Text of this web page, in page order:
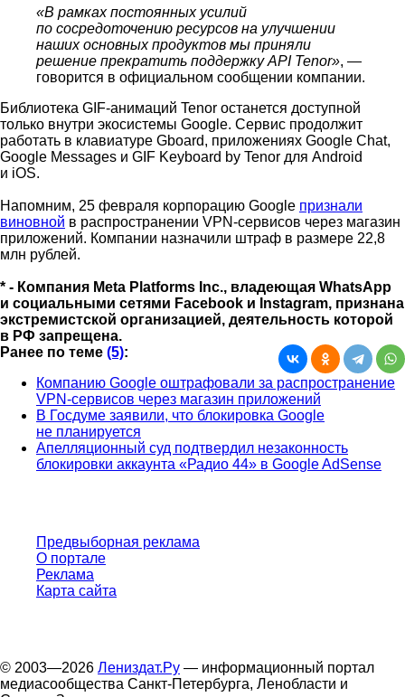
«В рамках постоянных усилий
по сосредоточению ресурсов на улучшении
наших основных продуктов мы приняли
решение прекратить поддержку API Tenor», —
говорится в официальном сообщении компании.
Библиотека GIF-анимаций Tenor останется доступной
только внутри экосистемы Google. Сервис продолжит
работать в клавиатуре Gboard, приложениях Google Chat,
Google Messages и GIF Keyboard by Tenor для Android
и iOS.
Напомним, 25 февраля корпорацию Google признали
виновной в распространении VPN-сервисов через магазин
приложений. Компании назначили штраф в размере 22,8
млн рублей.
* - Компания Meta Platforms Inc., владеющая WhatsApp
и социальными сетями Facebook и Instagram, признана
экстремистской организацией, деятельность которой
в РФ запрещена.
Ранее по теме (5):
Компанию Google оштрафовали за распространение
VPN-сервисов через магазин приложений
В Госдуме заявили, что блокировка Google
не планируется
Апелляционный суд подтвердил незаконность
блокировки аккаунта «Радио 44» в Google AdSense
Предвыборная реклама
О портале
Реклама
Карта сайта
© 2003—2026 Лениздат.Ру — информационный портал
медиасообщества Санкт-Петербурга, Ленобласти и